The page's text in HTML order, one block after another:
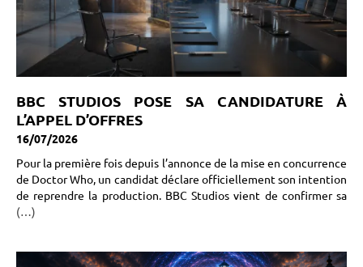
BBC STUDIOS POSE SA CANDIDATURE À
L’APPEL D’OFFRES
16/07/2026
Pour la première fois depuis l’annonce de la mise en concurrence
de Doctor Who, un candidat déclare officiellement son intention
de reprendre la production. BBC Studios vient de confirmer sa
(…)